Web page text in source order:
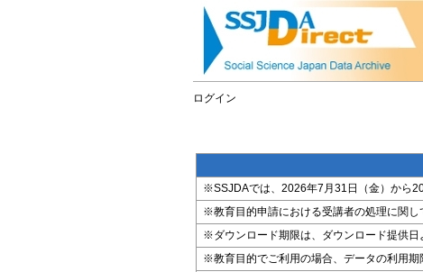
ログイン
※SSJDAでは、2026年7月31日（金）から
※教育目的申請における受講者の処理に関し
※ダウンロード期限は、ダウンロード提供日
※教育目的でご利用の場合、データの利用期